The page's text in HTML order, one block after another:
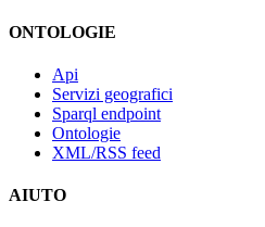
ONTOLOGIE
Api
Servizi geografici
Sparql endpoint
Ontologie
XML/RSS feed
AIUTO